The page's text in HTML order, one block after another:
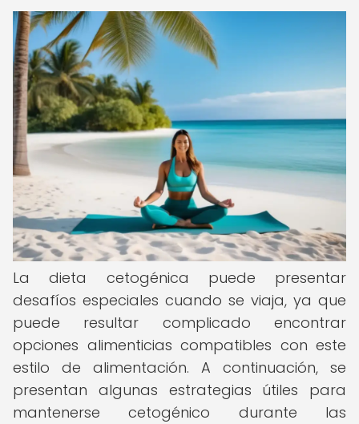
La dieta cetogénica puede presentar
desafíos especiales cuando se viaja, ya que
puede resultar complicado encontrar
opciones alimenticias compatibles con este
estilo de alimentación. A continuación, se
presentan algunas estrategias útiles para
mantenerse cetogénico durante las